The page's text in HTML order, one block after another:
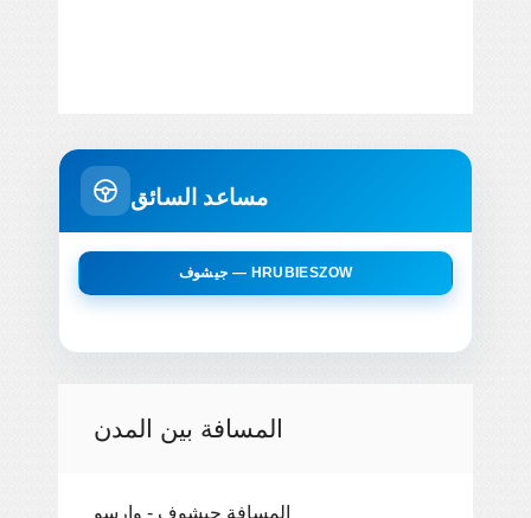
مساعد السائق
جيشوف — HRUBIESZOW
المسافة بين المدن
المسافة جيشوف - وارسو